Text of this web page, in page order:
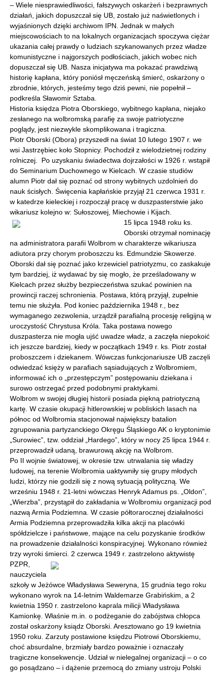
– Wiele niesprawiedliwości, fałszywych oskarżeń i bezprawnych
działań, jakich dopuszczał się UB, zostało już naświetlonych i
wyjaśnionych dzięki archiwom IPN. Jednak w małych
miejscowościach to na lokalnych organizacjach spoczywa ciężar
ukazania całej prawdy o ludziach szykanowanych przez władze
komunistyczne i najgorszych podłościach, jakich wobec nich
dopuszczał się UB. Nasza inicjatywa ma pokazać prawdziwą
historię kapłana, który poniósł męczeńską śmierć, oskarżony o
zbrodnie, których, jesteśmy tego dziś pewni, nie popełnił –
podkreśla Sławomir Sztaba.
Historia księdza Piotra Oborskiego, wybitnego kapłana, niejako
zesłanego na wolbromską parafię za swoje patriotyczne
poglądy, jest niezwykle skomplikowana i tragiczna.
Piotr Oborski (Obora) przyszedł na świat 10 lutego 1907 r. we
wsi Jastrzębiec koło Stopnicy. Pochodził z wielodzietnej rodziny
rolniczej. Po uzyskaniu świadectwa dojrzałości w 1926 r. wstąpił
do Seminarium Duchownego w Kielcach. W czasie studiów
alumn Piotr dał się poznać od strony wybitnych uzdolnień do
nauk ścisłych. Święcenia kapłańskie przyjął 21 czerwca 1931 r.
w katedrze kieleckiej i rozpoczął pracę w duszpasterstwie jako
wikariusz kolejno w: Sułoszowej, Miechowie i Kijach.
15 lipca 1948 roku ks.
Oborski otrzymał nominację
na administratora parafii Wolbrom w charakterze wikariusza
adiutora przy chorym proboszczu ks. Edmundzie Skowerze.
Oborski dał się poznać jako krzewiciel patriotyzmu, co zaskakuje
tym bardziej, iż wydawać by się mogło, że prześladowany w
Kielcach przez służby bezpieczeństwa szukać powinien na
prowincji raczej schronienia. Postawa, którą przyjął, zupełnie
temu nie służyła. Pod koniec października 1948 r., bez
wymaganego zezwolenia, urządził parafialną procesję religijną w
uroczystość Chrystusa Króla. Taka postawa nowego
duszpasterza nie mogła ujść uwadze władz, a zaczęła niepokoić
ich jeszcze bardziej, kiedy w początkach 1949 r. ks. Piotr został
proboszczem i dziekanem. Wówczas funkcjonariusze UB zaczęli
odwiedzać księży w parafiach sąsiadujących z Wolbromiem,
informować ich o „przestępczym” postępowaniu dziekana i
surowo ostrzegać przed podobnymi praktykami.
Wolbrom w swojej długiej historii posiada piękną patriotyczną
kartę. W czasie okupacji hitlerowskiej w pobliskich lasach na
północ od Wolbromia stacjonował największy batalion
zgrupowania partyzanckiego Okręgu Śląskiego AK o kryptonimie
„Surowiec”, tzw. oddział „Hardego”, który w nocy 25 lipca 1944 r.
przeprowadził udaną, brawurową akcję na Wolbrom.
Po II wojnie światowej, w okresie tzw. utrwalania się władzy
ludowej, na terenie Wolbromia uaktywniły się grupy młodych
ludzi, którzy nie godzili się z nową sytuacją polityczną. We
wrześniu 1948 r. 21-letni wówczas Henryk Adamus ps. „Oldon”,
„Wierzba”, przystąpił do zakładania w Wolbromiu organizacji pod
nazwą Armia Podziemna. W czasie półtorarocznej działalności
Armia Podziemna przeprowadziła kilka akcji na placówki
spółdzielcze i państwowe, mające na celu pozyskanie środków
na prowadzenie działalności konspiracyjnej. Wykonano również
trzy wyroki śmierci. 2 czerwca 1949 r. zastrzelono aktywistę
PZPR,
nauczyciela
szkoły w Jeżówce Władysława Seweryna, 15 grudnia tego roku
wykonano wyrok na 14-letnim Waldemarze Grabińskim, a 2
kwietnia 1950 r. zastrzelono kaprala milicji Władysława
Kamionkę. Właśnie m.in. o podżeganie do zabójstwa chłopca
został oskarżony ksiądz Oborski. Aresztowano go 19 kwietnia
1950 roku. Zarzuty postawione księdzu Piotrowi Oborskiemu,
choć absurdalne, brzmiały bardzo poważnie i oznaczały
tragiczne konsekwencje. Udział w nielegalnej organizacji – o co
go posądzano – i dążenie przemocą do zmiany ustroju Polski